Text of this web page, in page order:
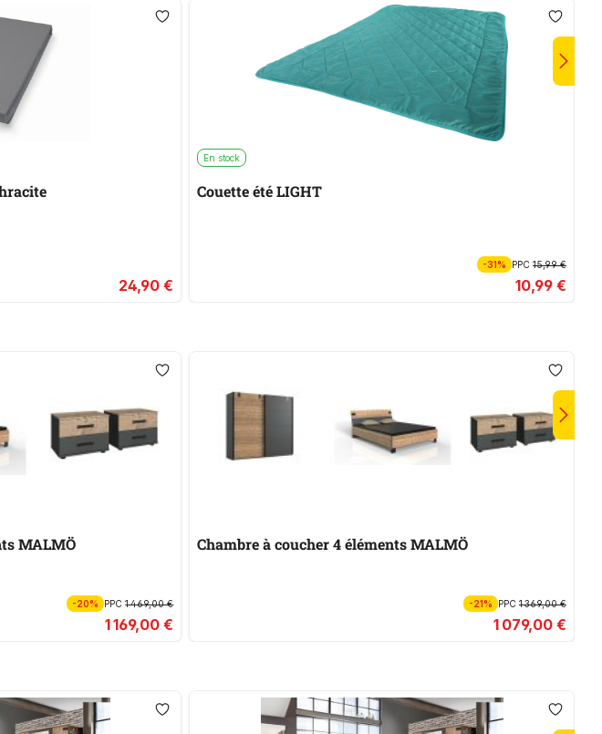
24,90 €
En stock
Couette été LIGHT
-31% PPC 15,99 €
10,99 €
MALMÖ
-20% PPC1 469,00 €
1 169,00 €
Chambre à coucher 4 éléments MALMÖ
-21% PPC 1 369,00 €
1 079,00 €